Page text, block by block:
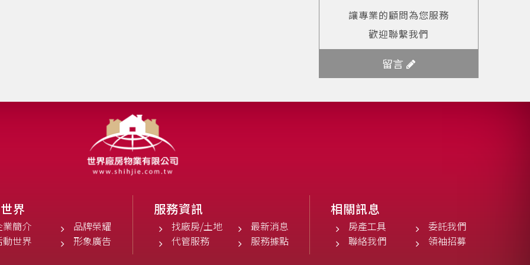
讓專業的顧問為您服務
歡迎聯繫我們
留言
界
業簡介
品牌榮耀
動世界
形象廣告
服務資訊
找廠房/土地
最新消息
代管服務
服務據點
相關訊息
房產工具
委託我們
聯絡我們
領袖招募